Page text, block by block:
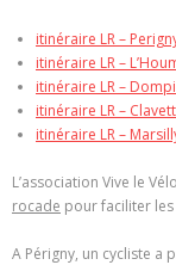
itinéraire LR –
itinéraire LR –
itinéraire LR –
itinéraire LR –
itinéraire LR –
L’association Vive le
rocade pour faciliter
A Périgny, un cycliste a